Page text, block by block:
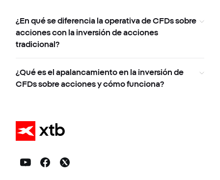
¿En qué se diferencia la operativa de CFDs sobre
acciones con la inversión de acciones
tradicional?
¿Qué es el apalancamiento en la inversión de
CFDs sobre acciones y cómo funciona?